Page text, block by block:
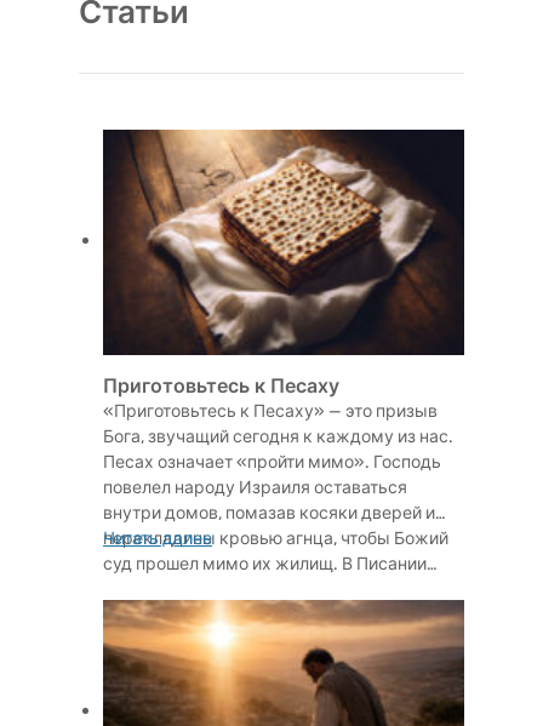
Статьи
Приготовьтесь к Песаху
«Приготовьтесь к Песаху» — это призыв
Бога, звучащий сегодня к каждому из нас.
Песах означает «пройти мимо». Господь
повелел народу Израиля оставаться
внутри домов, помазав косяки дверей и
перекладины кровью агнца, чтобы Божий
суд прошел мимо их жилищ. В Писании…
Читать далее